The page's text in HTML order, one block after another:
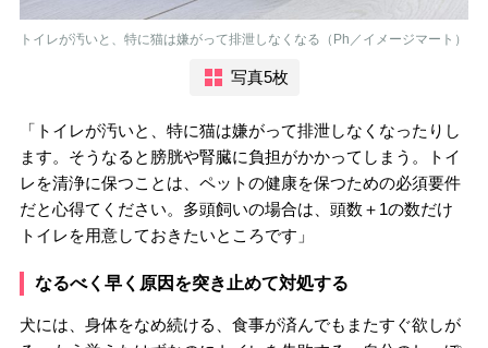
トイレが汚いと、特に猫は嫌がって排泄しなくなる（Ph／イメージマート）
写真5枚
「トイレが汚いと、特に猫は嫌がって排泄しなくなったりし
ます。そうなると膀胱や腎臓に負担がかかってしまう。トイ
レを清浄に保つことは、ペットの健康を保つための必須要件
だと心得てください。多頭飼いの場合は、頭数＋1の数だけ
トイレを用意しておきたいところです」
なるべく早く原因を突き止めて対処する
犬には、身体をなめ続ける、食事が済んでもまたすぐ欲しが